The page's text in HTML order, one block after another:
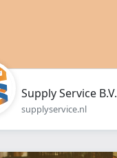
Supply Service B.V.
supplyservice.nl